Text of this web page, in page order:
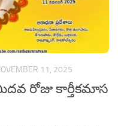
11, 2025
రోజు కార్తీకమాస